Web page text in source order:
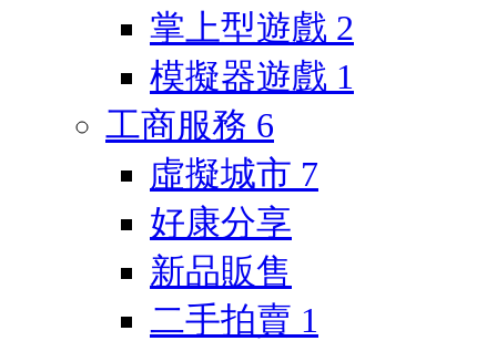
掌上型遊戲 2
模擬器遊戲 1
工商服務 6
虛擬城市 7
好康分享
新品販售
二手拍賣 1